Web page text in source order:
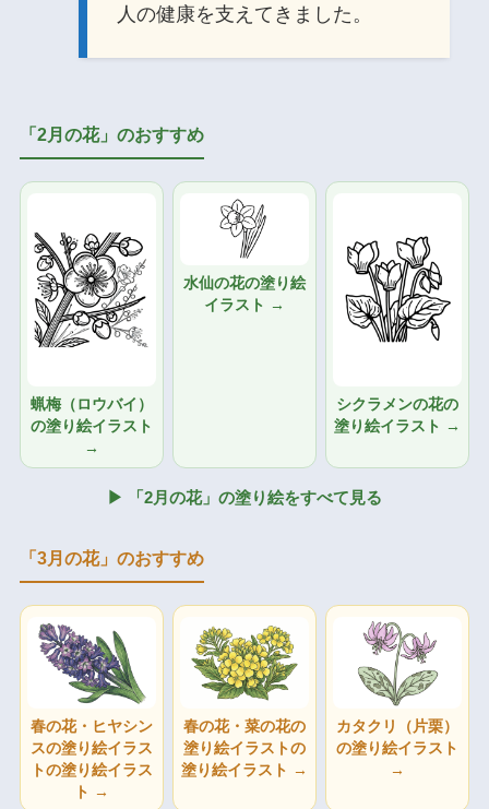
人の健康を支えてきました。
「2月の花」のおすすめ
蝋梅（ロウバイ）
の塗り絵イラスト
→
水仙の花の塗り絵
イラスト →
シクラメンの花の
塗り絵イラスト →
▶ 「2月の花」の塗り絵をすべて見る
「3月の花」のおすすめ
春の花・ヒヤシン
スの塗り絵イラス
トの塗り絵イラス
ト →
春の花・菜の花の
塗り絵イラストの
塗り絵イラスト →
カタクリ（片栗）
の塗り絵イラスト
→